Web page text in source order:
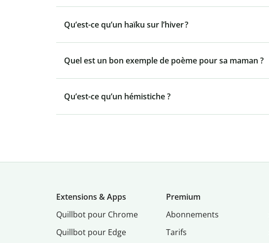
Qu’est-ce qu’un haïku sur l’hiver ?
Quel est un bon exemple de poème pour sa maman ?
Qu’est-ce qu’un hémistiche ?
Extensions & Apps
Quillbot pour Chrome
Quillbot pour Edge
Premium
Abonnements
Tarifs